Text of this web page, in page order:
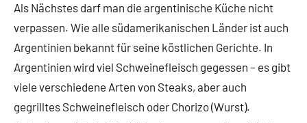
Als Nächstes darf man die argentinische Küche nicht
verpassen. Wie alle südamerikanischen Länder ist auch
Argentinien bekannt für seine köstlichen Gerichte. In
Argentinien wird viel Schweinefleisch gegessen – es gibt
viele verschiedene Arten von Steaks, aber auch
gegrilltes Schweinefleisch oder Chorizo (Wurst).